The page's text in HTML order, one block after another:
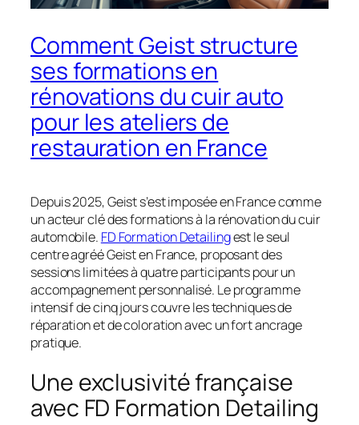
Comment Geist structure
ses formations en
rénovations du cuir auto
pour les ateliers de
restauration en France
Depuis 2025, Geist s’est imposée en France comme
un acteur clé des formations à la rénovation du cuir
automobile. FD Formation Detailingest le seul
centre agréé Geist en France, proposant des
sessions limitées à quatre participants pour un
accompagnement personnalisé. Le programme
intensif de cinq jours couvre les techniques de
réparation et de coloration avec un fort ancrage
pratique.
Une exclusivité française
avec FD Formation Detailing